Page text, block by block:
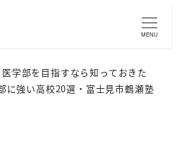
MENU
医学部を目指すなら知っておきた
に強い高校20選・富士見市鶴瀬塾